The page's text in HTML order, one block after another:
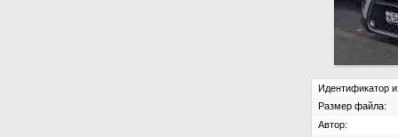
Идентификатор
Размер файла:
Автор: